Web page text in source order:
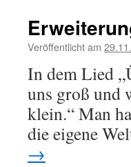
Veröffentlicht am
In dem Lied
uns groß und
klein.“ Man
die eigene
→